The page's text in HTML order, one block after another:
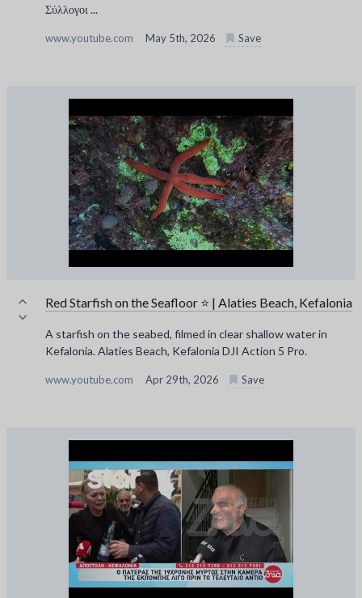
Σύλλογοι ...
www.youtube.com May 5th, 2026 Save
Red Starfish on the Seafloor ⭐ | Alaties Beach, Kefalonia
A starfish on the seabed, filmed in clear shallow water in
Kefalonia. Alaties Beach, Kefalonia DJI Action 5 Pro.
www.youtube.com Apr 29th, 2026 Save